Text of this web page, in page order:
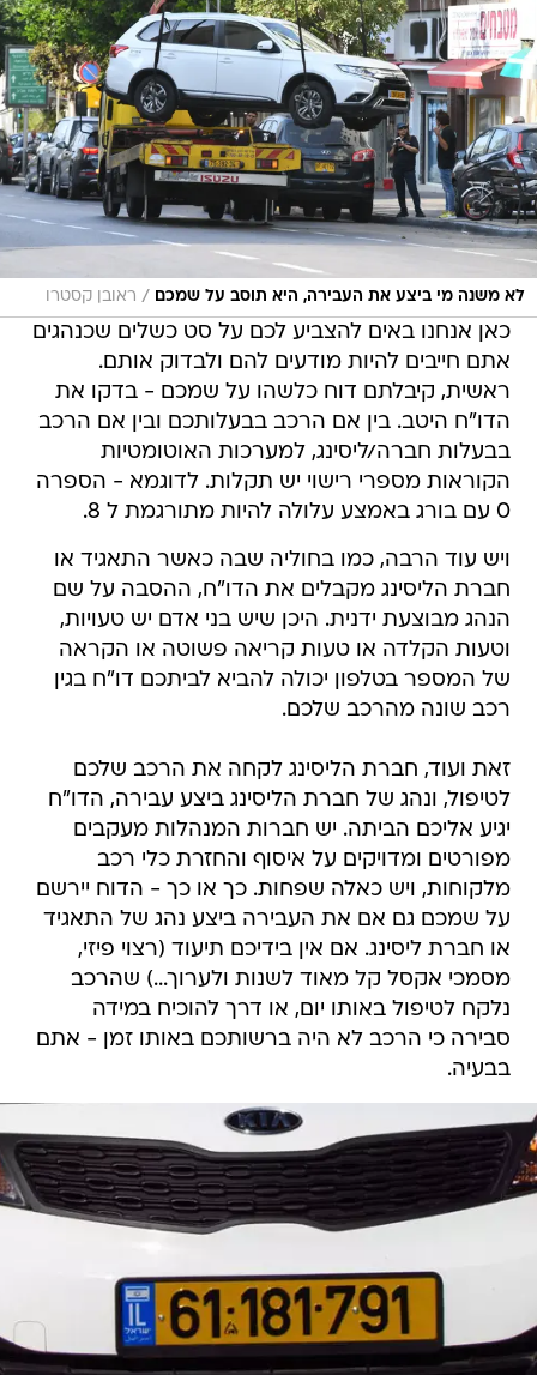
לא משנה מי ביצע את העבירה, היא תוסב על שמכם / ראובן קסטרו
כאן אנחנו באים להצביע לכם על סט כשלים שכנהגים
אתם חייבים להיות מודעים להם ולבדוק אותם.
ראשית, קיבלתם דוח כלשהו על שמכם - בדקו את
הדו"ח היטב. בין אם הרכב בבעלותכם ובין אם הרכב
בבעלות חברה/ליסינג, למערכות האוטומטיות
הקוראות מספרי רישוי יש תקלות. לדוגמא - הספרה
0 עם בורג באמצע עלולה להיות מתורגמת ל 8.
ויש עוד הרבה, כמו בחוליה שבה כאשר התאגיד או
חברת הליסינג מקבלים את הדו"ח, ההסבה על שם
הנהג מבוצעת ידנית. היכן שיש בני אדם יש טעויות,
וטעות הקלדה או טעות קריאה פשוטה או הקראה
של המספר בטלפון יכולה להביא לביתכם דו"ח בגין
רכב שונה מהרכב שלכם.
זאת ועוד, חברת הליסינג לקחה את הרכב שלכם
לטיפול, ונהג של חברת הליסינג ביצע עבירה, הדו"ח
יגיע אליכם הביתה. יש חברות המנהלות מעקבים
מפורטים ומדויקים על איסוף והחזרת כלי רכב
מלקוחות, ויש כאלה שפחות. כך או כך - הדוח יירשם
על שמכם גם אם את העבירה ביצע נהג של התאגיד
או חברת ליסינג. אם אין בידיכם תיעוד (רצוי פיזי,
מסמכי אקסל קל מאוד לשנות ולערוך...) שהרכב
נלקח לטיפול באותו יום, או דרך להוכיח במידה
סבירה כי הרכב לא היה ברשותכם באותו זמן - אתם
בבעיה.